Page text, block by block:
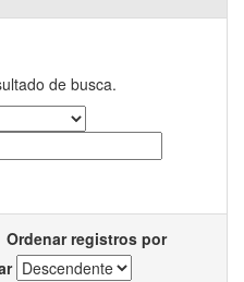
de busca.
Ordenar registros por